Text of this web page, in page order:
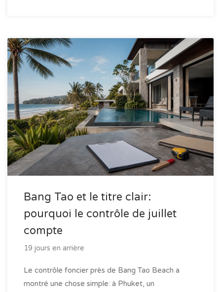
Bang Tao et le titre clair:
pourquoi le contrôle de juillet
compte
19 jours en arrière
Le contrôle foncier près de Bang Tao Beach a
montré une chose simple: à Phuket, un